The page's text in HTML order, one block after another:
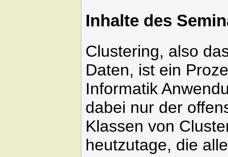
Inhalte des
Clustering, also
Daten, ist ein
Informatik
dabei nur der
Klassen von
heutzutage, die